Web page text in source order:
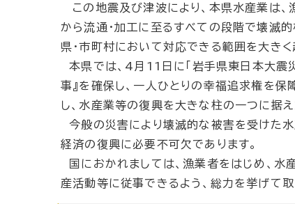
この地震及び津波により、本県水産業は、
から流通・加工に至るすべての段階で壊滅
県・市町村において対応できる範囲を大きく
本県では、4月11日に「岩手県東日本大震災
事』を確保し、一人ひとりの幸福追求権を保
し、水産業等の復興を大きな柱の一つに据
今般の災害により壊滅的な被害を受けた
経済の復興に必要不可欠であります。
国におかれましては、漁業者をはじめ、水
産活動等に従事できるよう、総力を挙げて取